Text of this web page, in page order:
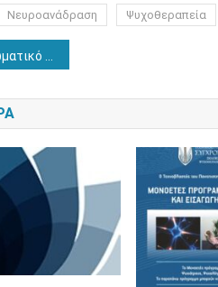
Νευροανάδραση Ψυχοθεραπεία
μας Καθοδηγητής